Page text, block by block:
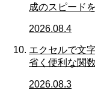
成のスピード
2026.08.4
エクセルで文
省く便利な関数
2026.08.3